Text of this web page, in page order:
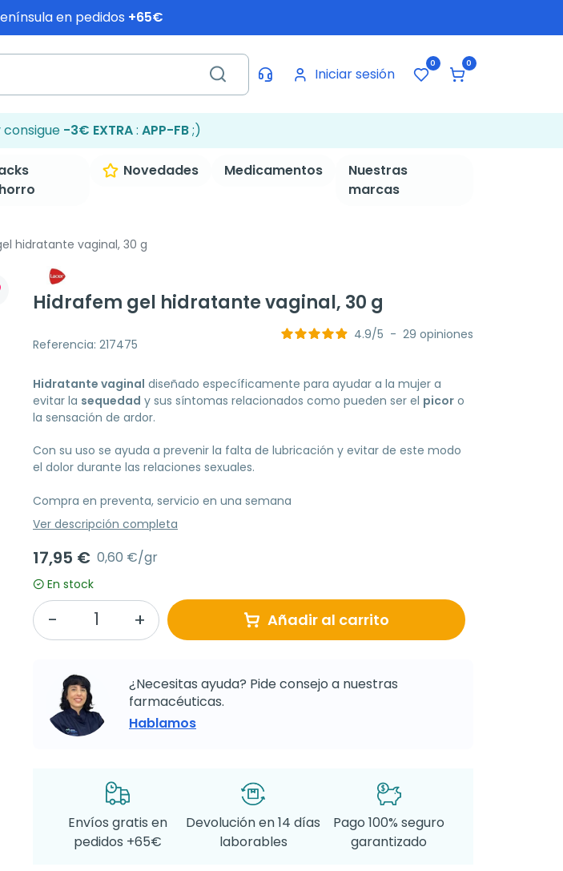
en pedidos +65€
Iniciar sesión
0 0
consigue -3€ EXTRA: APP-FB;)
Novedades Medicamentos
Nuestras
marcas
hidratante vaginal, 30 g
Hidrafem gel hidratante vaginal, 30 g
Referencia: 217475
4.9/5 - 29 opiniones
Hidratante vaginal diseñado específicamente para ayudar a la mujer a
evitar la sequedad y sus síntomas relacionados como pueden ser el picor o
la sensación de ardor.
Con su uso se ayuda a prevenir la falta de lubricación y evitar de este modo
el dolor durante las relaciones sexuales.
Compra en preventa, servicio en una semana
Ver descripción completa
17,95 € 0,60 €/gr
En stock
Añadir al carrito
¿Necesitas ayuda? Pide consejo a nuestras
farmacéuticas.
Hablamos
Envíos gratis en
pedidos +65€
Devolución en 14 días
laborables
Pago 100% seguro
garantizado